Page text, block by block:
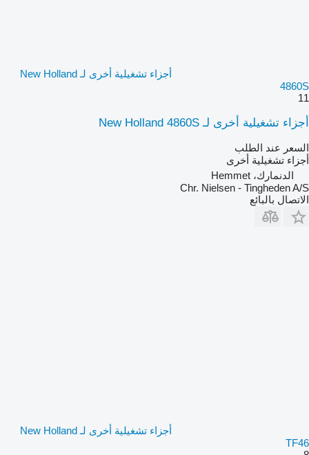
أجزاء تشغيلية أخرى لـ New Holland
4860S
11
أجزاء تشغيلية أخرى لـ New Holland 4860S
السعر عند الطلب
أجزاء تشغيلية أخرى
الدنمارك، Hemmet
Chr. Nielsen - Tingheden A/S
الاتصال بالبائع
أجزاء تشغيلية أخرى لـ New Holland
TF46